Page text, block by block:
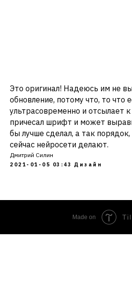
Это оригинал! Надеюсь им не
обновление, потому что, то что
ультрасовременно и отсылает
причесал шрифт и может
бы лучше сделал, а так
сейчас нейросети делают.
Дмитрий Силин
2021-01-05 03:43 Дизайн
Made on